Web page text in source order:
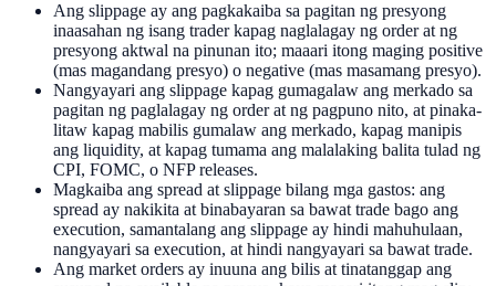
Ang slippage ay ang pagkakaiba sa pagitan ng presyong
inaasahan ng isang trader kapag naglalagay ng order at ng
presyong aktwal na pinunan ito; maaari itong maging positive
(mas magandang presyo) o negative (mas masamang presyo).
Nangyayari ang slippage kapag gumagalaw ang merkado sa
pagitan ng paglalagay ng order at ng pagpuno nito, at pinaka-
litaw kapag mabilis gumalaw ang merkado, kapag manipis
ang liquidity, at kapag tumama ang malalaking balita tulad ng
CPI, FOMC, o NFP releases.
Magkaiba ang spread at slippage bilang mga gastos: ang
spread ay nakikita at binabayaran sa bawat trade bago ang
execution, samantalang ang slippage ay hindi mahuhulaan,
nangyayari sa execution, at hindi nangyayari sa bawat trade.
Ang market orders ay inuuna ang bilis at tinatanggap ang